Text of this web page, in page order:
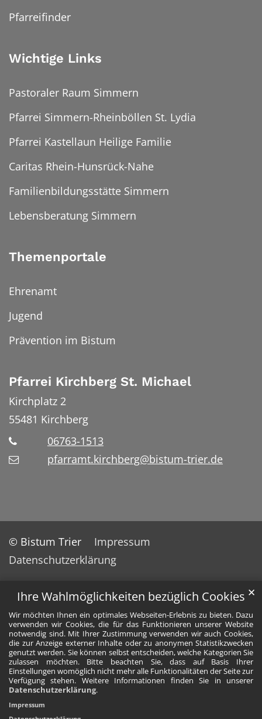
Ihre Wahlmöglichkeiten bezüglich Cookies
Wir möchten Ihnen ein optimales Webseiten-Erlebnis zu bieten. Dazu
verwenden wir Cookies, die für das Funktionieren unserer Website
notwendig sind. Mit Ihrer Zustimmung verwenden wir auch Cookies,
die zur Anzeige externer Inhalte oder zu anonymen Statistikzwecken
genutzt werden. Sie können selbst entscheiden, welche Kategorien Sie
zulassen möchten. Bitte beachten Sie, dass auf Basis Ihrer
Einstellungen womöglich nicht mehr alle Funktionalitäten der Seite zur
Verfügung stehen. Weitere Informationen finden Sie in unserer
Datenschutzerklärung.
✕
Impressum
Pfarreifinder
Wichtige Links
Pastoraler Raum Simmern
Pfarrei Simmern-Rheinböllen St. Lydia
Pfarrei Kastellaun Heilige Familie
Caritas Rhein-Hunsrück-Nahe
Familienbildungsstätte Simmern
Lebensberatung Simmern
Themenportale
Ehrenamt
Jugend
Prävention im Bistum
Pfarrei Kirchberg St. Michael
Kirchplatz 2
55481 Kirchberg
06763-1513
pfarramt.kirchberg@bistum-trier.de
© Bistum Trier
Impressum
Datenschutzerklärung